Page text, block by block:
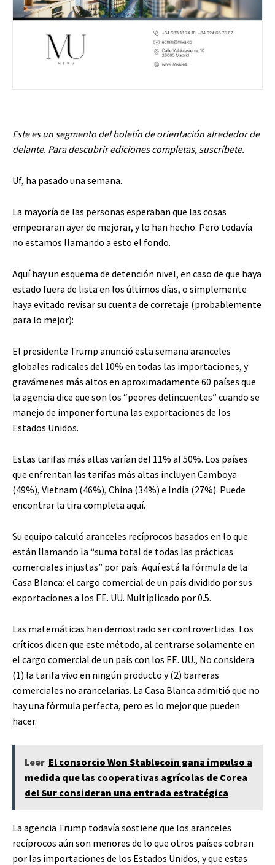
Este es un segmento del boletín de orientación alrededor de
delante. Para descubrir ediciones completas, suscríbete.
Uf, ha pasado una semana.
La mayoría de las personas esperaban que las cosas
empeoraran ayer de mejorar, y lo han hecho. Pero todavía
no estamos llamando a esto el fondo.
Aquí hay un esquema de detención nivel, en caso de que haya
estado fuera de lista en los últimos días, o simplemente
haya evitado revisar su cuenta de corretaje (probablemente
para lo mejor):
El presidente Trump anunció esta semana aranceles
globales radicales del 10% en todas las importaciones, y
gravámenes más altos en aproximadamente 60 países que
la agencia dice que son los “peores delincuentes” cuando se
manejo de imponer fortuna las exportaciones de los
Estados Unidos.
Estas tarifas más altas varían del 11% al 50%. Los países
que enfrentan las tarifas más altas incluyen Camboya
(49%), Vietnam (46%), China (34%) e India (27%). Puede
encontrar la tira completa aquí.
Su equipo calculó aranceles recíprocos basados ​​en lo que
están llamando la “suma total de todas las prácticas
comerciales injustas” por país. Aquí está la fórmula de la
Casa Blanca: el cargo comercial de un país dividido por sus
exportaciones a los EE. UU. Multiplicado por 0.5.
Las matemáticas han demostrado ser controvertidas. Los
críticos dicen que este método, al centrarse solamente en
el cargo comercial de un país con los EE. UU., No considera
(1) la tarifa vivo en ningún producto y (2) barreras
comerciales no arancelarias. La Casa Blanca admitió que no
hay una fórmula perfecta, pero es lo mejor que pueden
hacer.
Leer El consorcio Won Stablecoin gana impulso a
medida que las cooperativas agrícolas de Corea
del Sur consideran una entrada estratégica
La agencia Trump todavía sostiene que los aranceles
recíprocos aún son menores de lo que otros países cobran
por las importaciones de los Estados Unidos, y que estas